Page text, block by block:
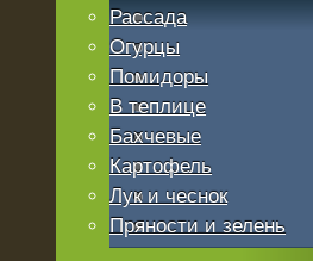
Рассада
Огурцы
Помидоры
В теплице
Бахчевые
Картофель
Лук и чеснок
Пряности и зелень